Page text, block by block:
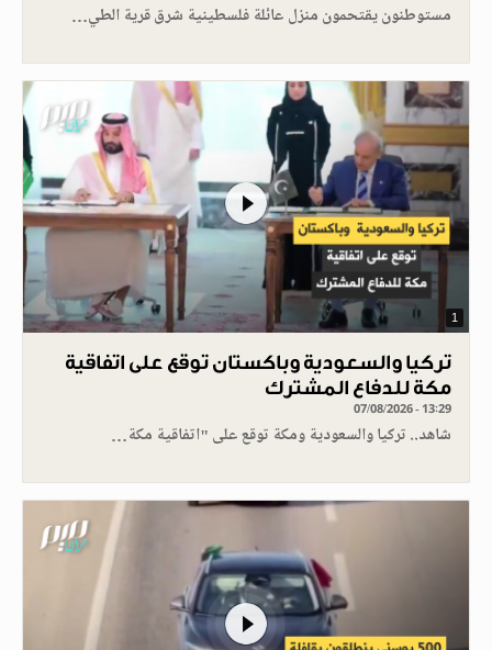
مستوطنون يقتحمون منزل عائلة فلسطينية شرق قرية الطي…
1
تركيا والسعودية وباكستان توقع على اتفاقية
مكة للدفاع المشترك
07/08/2026 - 13:29
شاهد.. تركيا والسعودية ومكة توقع على "اتفاقية مكة…